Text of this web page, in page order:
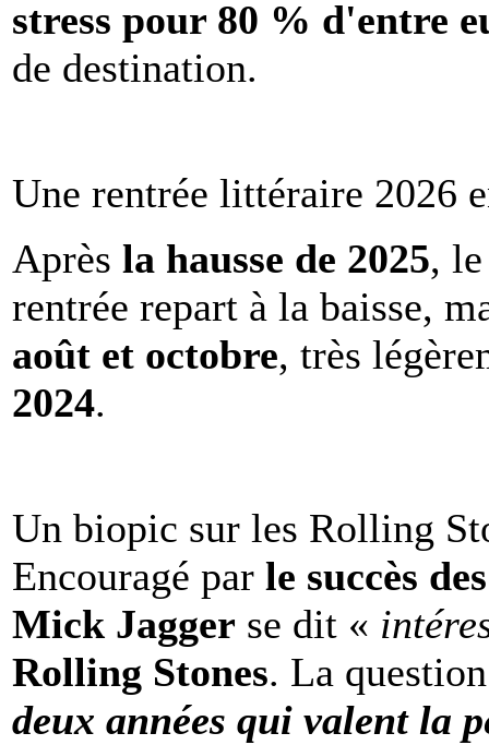
stress pour 80 % d'entre
de destination.
Une rentrée littéraire 2026
Après la hausse de 2025,
rentrée repart à la baisse,
août et octobre, très
2024.
Un biopic sur les Rolling
Encouragé par le succès
Mick Jagger se dit «
Rolling Stones. La
deux années qui valent la